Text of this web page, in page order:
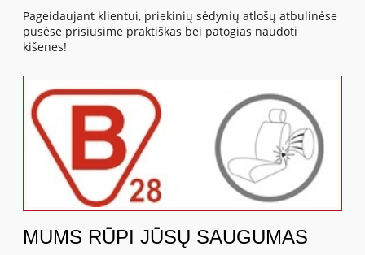
Pageidaujant klientui, priekinių sėdynių atlošų atbulinėse
pusėse prisiūsime praktiškas bei patogias naudoti
kišenes!
MUMS RŪPI JŪSŲ SAUGUMAS